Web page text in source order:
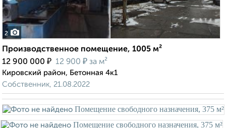
2
Производственное помещение, 1005 м²
12 900 000 ₽ 12 900 ₽ за м²
Кировский район, Бетонная 4к1
Собственник, 21.08.2022